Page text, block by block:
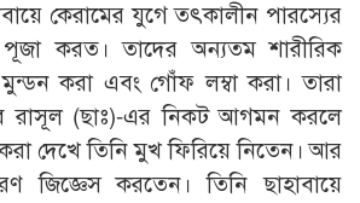
কেরামের যুগে তৎকালীন পারস্যের
করত। তাদের অন্যতম শারীরিক
মুন্ডন করা এবং গোঁফ লম্বা করা। তারা
রাসূল (ছাঃ)-এর নিকট আগমন করলে
দেখে তিনি মুখ ফিরিয়ে নিতেন। আর
জিজ্ঞেস করতেন। তিনি ছাহাবায়ে